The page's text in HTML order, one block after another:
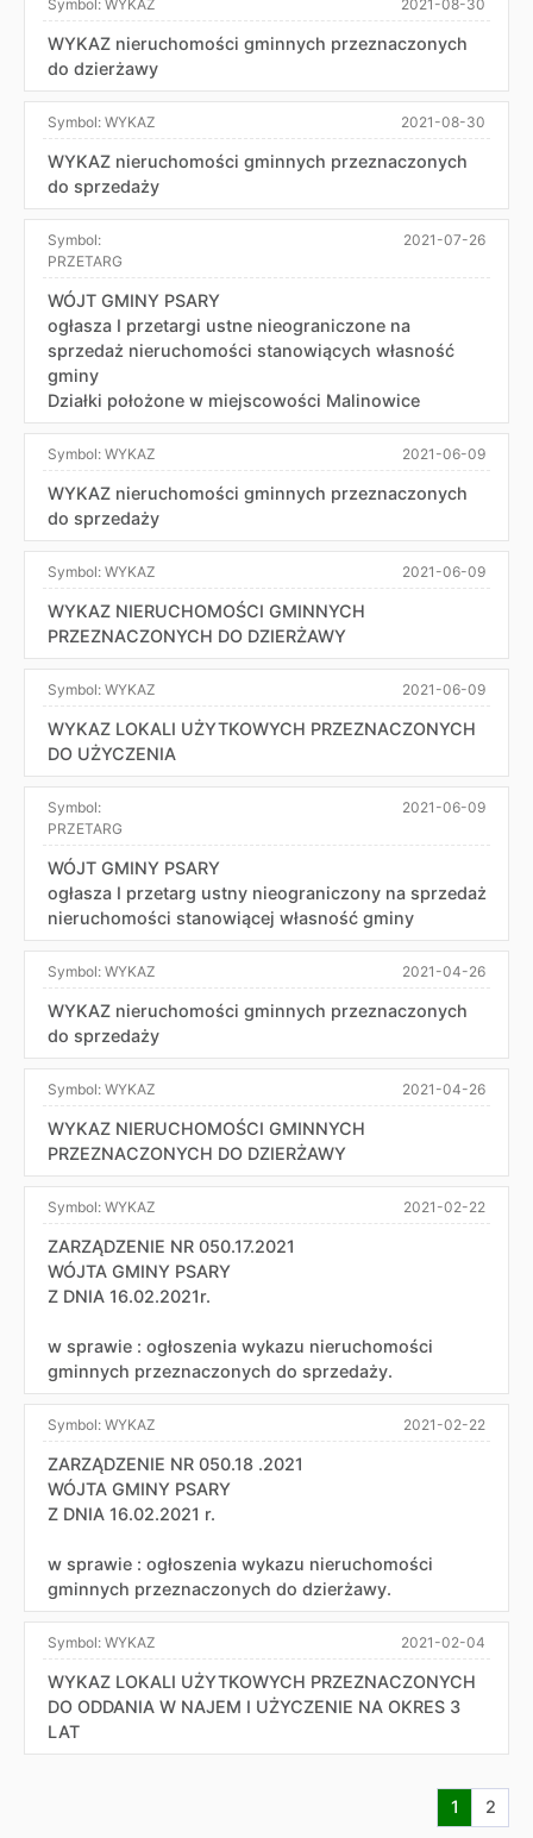
Symbol: WYKAZ 2021-08-30
WYKAZ nieruchomości gminnych przeznaczonych
do dzierżawy
Symbol: WYKAZ 2021-08-30
WYKAZ nieruchomości gminnych przeznaczonych
do sprzedaży
Symbol:
PRZETARG
2021-07-26
WÓJT GMINY PSARY
ogłasza I przetargi ustne nieograniczone na
sprzedaż nieruchomości stanowiących własność
gminy
Działki położone w miejscowości Malinowice
Symbol: WYKAZ 2021-06-09
WYKAZ nieruchomości gminnych przeznaczonych
do sprzedaży
Symbol: WYKAZ 2021-06-09
WYKAZ NIERUCHOMOŚCI GMINNYCH
PRZEZNACZONYCH DO DZIERŻAWY
Symbol: WYKAZ 2021-06-09
WYKAZ LOKALI UŻYTKOWYCH PRZEZNACZONYCH
DO UŻYCZENIA
Symbol:
PRZETARG
2021-06-09
WÓJT GMINY PSARY
ogłasza I przetarg ustny nieograniczony na sprzedaż
nieruchomości stanowiącej własność gminy
Symbol: WYKAZ 2021-04-26
WYKAZ nieruchomości gminnych przeznaczonych
do sprzedaży
Symbol: WYKAZ 2021-04-26
WYKAZ NIERUCHOMOŚCI GMINNYCH
PRZEZNACZONYCH DO DZIERŻAWY
Symbol: WYKAZ 2021-02-22
ZARZĄDZENIE NR 050.17.2021
WÓJTA GMINY PSARY
Z DNIA 16.02.2021r.
w sprawie : ogłoszenia wykazu nieruchomości
gminnych przeznaczonych do sprzedaży.
Symbol: WYKAZ 2021-02-22
ZARZĄDZENIE NR 050.18 .2021
WÓJTA GMINY PSARY
Z DNIA 16.02.2021 r.
w sprawie : ogłoszenia wykazu nieruchomości
gminnych przeznaczonych do dzierżawy.
Symbol: WYKAZ 2021-02-04
WYKAZ LOKALI UŻYTKOWYCH PRZEZNACZONYCH
DO ODDANIA W NAJEM I UŻYCZENIE NA OKRES 3
LAT
Aktualna
1 2